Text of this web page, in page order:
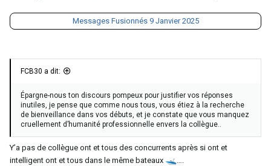
Messages Fusionnés 9 Janvier 2025
FCB30 a dit:
Épargne-nous ton discours pompeux pour justifier vos réponses
inutiles, je pense que comme nous tous, vous étiez à la recherche
de bienveillance dans vos débuts, et je constate que vous manquez
cruellement d’humanité professionnelle envers la collègue..
Y’a pas de collègue ont et tous des concurrents après si ont et
intelligent ont et tous dans le même bateaux
….